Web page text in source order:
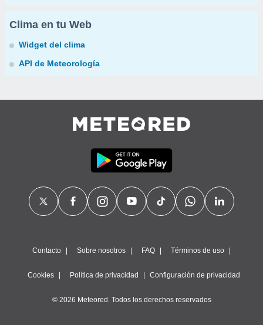
Clima en tu Web
Widget del clima
API de Meteorología
Contacto Sobre nosotros FAQ Términos de uso
Cookies Política de privacidad Configuración de privacidad
© 2026 Meteored. Todos los derechos reservados